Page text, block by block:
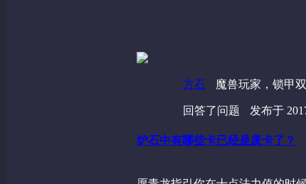
方石 魔兽玩家，锁甲
回答了问题 发布于
炉石中有哪些卡已经是废卡了？